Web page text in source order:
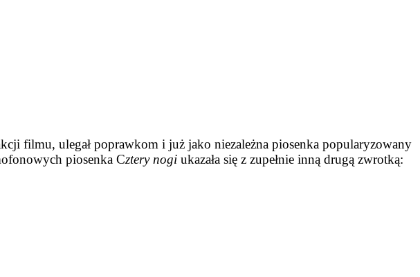
filmu, ulegał poprawkom i już jako niezależna piosenka popularyzowany
piosenka Cztery nogi ukazała się z zupełnie inną drugą zwrotką: